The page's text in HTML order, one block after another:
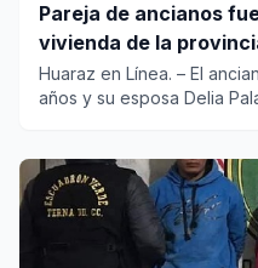
Pareja de ancianos
vivienda de la
Huaraz en Línea. – El
años y su esposa Delia